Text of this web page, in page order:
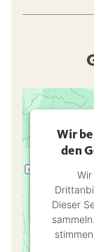
Wir
den
Dieser